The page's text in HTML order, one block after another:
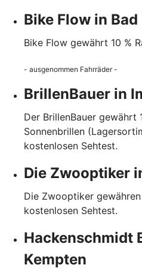
Bike Flow in
Bike Flow gewährt 10 %
- ausgenommen Fahrräder -
BrillenBauer in
Der BrillenBauer gewährt
Sonnenbrillen
kostenlosen Sehtest.
Die Zwooptiker
Die Zwooptiker
kostenlosen Sehtest.
Hackenschmidt
Kempten